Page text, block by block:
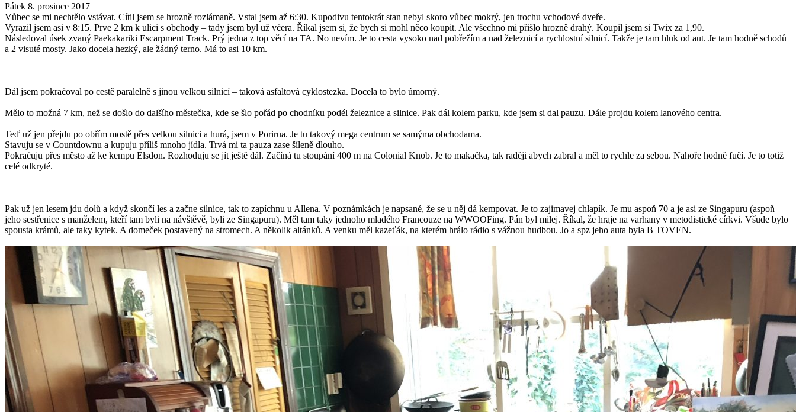
Paekakariki
–
Ohariu
Valley
Pátek 8. prosince 2017
Vůbec se mi nechtělo vstávat. Cítil jsem se hrozně rozlámaně. Vstal jsem až 6:30. Kupodivu tentokrát stan nebyl skoro vůbec mokrý, jen trochu vchodové dveře.
Vyrazil jsem asi v 8:15. Prve 2 km k ulici s obchody – tady jsem byl už včera. Říkal jsem si, že bych si mohl něco koupit. Ale všechno mi přišlo hrozně drahý. Koupil jsem si Twix za 1,90.
Následoval úsek zvaný Paekakariki Escarpment Track. Prý jedna z top věcí na TA. No nevím. Je to cesta vysoko nad pobřežím a nad železnicí a rychlostní silnicí. Takže je tam hluk od aut. Je tam hodně schodů
a 2 visuté mosty. Jako docela hezký, ale žádný terno. Má to asi 10 km.
Dál jsem pokračoval po cestě paralelně s jinou velkou silnicí – taková asfaltová cyklostezka. Docela to bylo úmorný.
Mělo to možná 7 km, než se došlo do dalšího městečka, kde se šlo pořád po chodníku podél železnice a silnice. Pak dál kolem parku, kde jsem si dal pauzu. Dále projdu kolem lanového centra.
Teď už jen přejdu po obřím mostě přes velkou silnici a hurá, jsem v Porirua. Je tu takový mega centrum se samýma obchodama.
Stavuju se v Countdownu a kupuju příliš mnoho jídla. Trvá mi ta pauza zase šíleně dlouho.
Pokračuju přes město až ke kempu Elsdon. Rozhoduju se jít ještě dál. Začíná tu stoupání 400 m na Colonial Knob. Je to makačka, tak raději abych zabral a měl to rychle za sebou. Nahoře hodně fučí. Je to totiž
celé odkryté.
Pak už jen lesem jdu dolů a když skončí les a začne silnice, tak to zapíchnu u Allena. V poznámkách je napsané, že se u něj dá kempovat. Je to zajimavej chlapík. Je mu aspoň 70 a je asi ze Singapuru (aspoň
jeho sestřenice s manželem, kteří tam byli na návštěvě, byli ze Singapuru). Měl tam taky jednoho mladého Francouze na WWOOFing. Pán byl milej. Říkal, že hraje na varhany v metodistické církvi. Všude bylo
spousta krámů, ale taky kytek. A domeček postavený na stromech. A několik altánků. A venku měl kazeťák, na kterém hrálo rádio s vážnou hudbou. Jo a spz jeho auta byla B TOVEN.